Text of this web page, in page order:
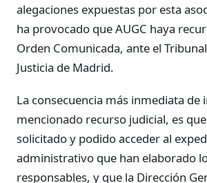
alegaciones expuestas por esta
ha provocado que AUGC haya
Orden Comunicada, ante el
Justicia de Madrid.
La consecuencia más inmediata de
mencionado recurso judicial, es
solicitado y podido acceder al
administrativo que han elaborado
responsables, y que la Dirección